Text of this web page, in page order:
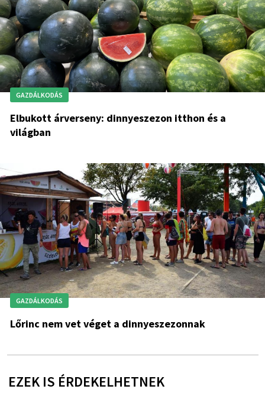
GAZDÁLKODÁS
Elbukott árverseny: dinnyeszezon itthon és a
világban
GAZDÁLKODÁS
Lőrinc nem vet véget a dinnyeszezonnak
EZEK IS ÉRDEKELHETNEK